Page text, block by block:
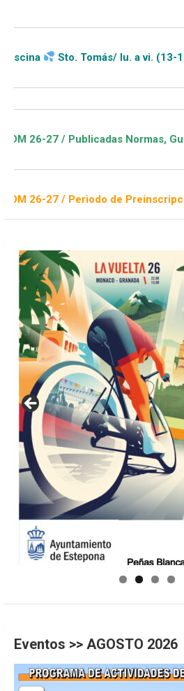
Tomás/ lu. a vi. (13-18h)/ sa.-
Normas, Guía y Programa /
de Preinscripciones del 20/
GUIA DE INSTALACIONES
Eventos >> AGOSTO 2026